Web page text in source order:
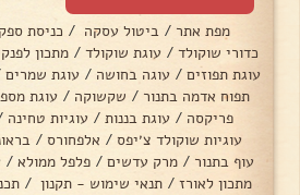
מפת אתר / ביטול עסקה / כניסת
כדורי שוקולד / עוגת שוקולד / מתכון
עוגת תפוזים / עוגה בחושה / עוגת שמרים
תפוח אדמה בתנור / שקשוקה / עוגת
פריקסה / עוגת בננות / עוגיות טחינה
עוגיות שוקולד צ׳יפס / אלפחורס /
עוף בתנור / מרק עדשים / פלפל ממולא /
מתכון לאורז / תנאי שימוש - תקנון /